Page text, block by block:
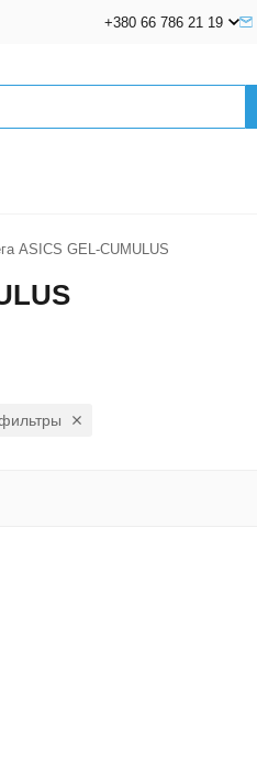
+380 66 786 21 19
ASICS GEL-CUMULUS